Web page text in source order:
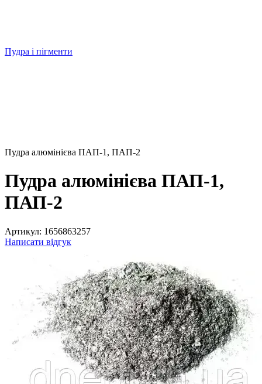
Пудра і пігменти
Пудра алюмінієва ПАП-1, ПАП-2
Пудра алюмінієва ПАП-1,
ПАП-2
Артикул: 1656863257
Написати відгук